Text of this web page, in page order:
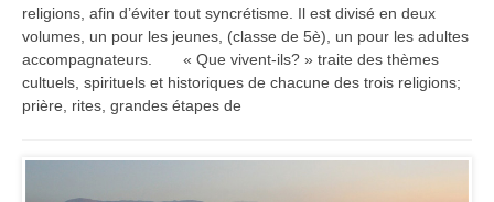
religions, afin d’éviter tout syncrétisme. Il est divisé en deux
volumes, un pour les jeunes, (classe de 5è), un pour les adultes
accompagnateurs. « Que vivent-ils? » traite des thèmes
cultuels, spirituels et historiques de chacune des trois religions;
prière, rites, grandes étapes de